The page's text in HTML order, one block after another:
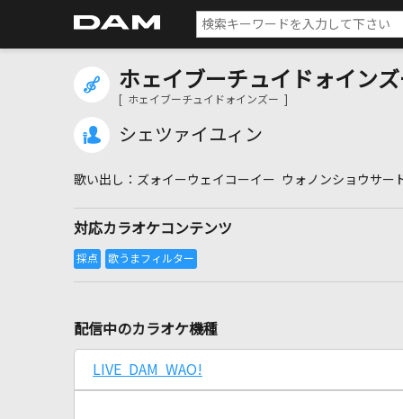
ホェイブーチュイドォイン
[ ホェイブーチュイドォインズー ]
シェツァイユィン
ズォイーウェイコーイー ウォノンショウサー
対応カラオケコンテンツ
配信中のカラオケ機種
LIVE DAM WAO!